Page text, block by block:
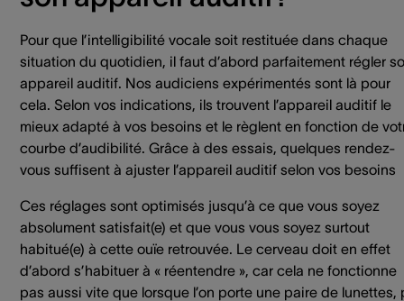
Pour que l’intelligibilité vocale soit restituée dans chaque
situation du quotidien, il faut d’abord parfaitement régler
appareil auditif. Nos audiciens expérimentés sont là pour
cela. Selon vos indications, ils trouvent l’appareil auditif le
mieux adapté à vos besoins et le règlent en fonction de
courbe d’audibilité. Grâce à des essais, quelques rendez-
vous suffisent à ajuster l’appareil auditif selon vos besoins
Ces réglages sont optimisés jusqu’à ce que vous soyez
absolument satisfait(e) et que vous vous soyez surtout
habitué(e) à cette ouïe retrouvée. Le cerveau doit en effet
d’abord s’habituer à « réentendre », car cela ne fonctionne
pas aussi vite que lorsque l’on porte une paire de lunettes,